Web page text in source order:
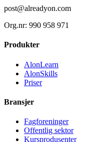
post@alreadyon.com
Org.nr: 990 958 971
Produkter
AlonLearn
AlonSkills
Priser
Bransjer
Fagforeninger
Offentlig sektor
Kursprodusenter